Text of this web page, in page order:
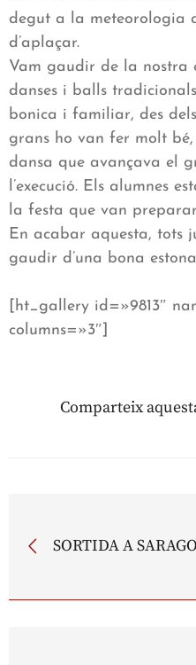
degut a la meteorologia
d’aplaçar.
Vam gaudir de la nostra
danses i balls
bonica i familiar, des
grans ho van fer molt
dansa que avançava el
l’execució. Els alumnes
la festa que van
En acabar aquesta, tots
gaudir d’una bona
[ht_gallery id=»9813″
columns=»3″]
Comparteix
SORTIDA A